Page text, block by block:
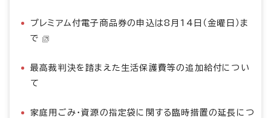
プレミアム付電子商品券の申込は8月14日（金曜日）ま
で
最高裁判決を踏まえた生活保護費等の追加給付につい
て
家庭用ごみ・資源の指定袋に関する臨時措置の延長につ